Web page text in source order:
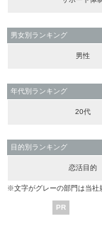
男女別ランキング
男性
年代別ランキング
20代
目的別ランキング
恋活目的
※文字がグレーの部門は当社
PR